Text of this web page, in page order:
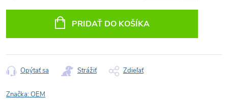
PRIDAŤ DO KOŠÍKA
Opýtať sa Strážiť Zdieľať
Značka:OEM